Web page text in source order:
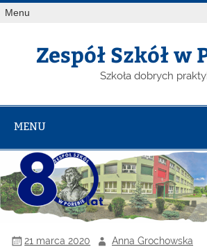
Menu
Zespół Szkół w
Szkoła dobrych
MENU
21 marca 2020 Anna Grochowska